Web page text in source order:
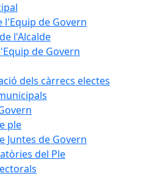
l'Equip de Govern
l'Alcalde
de Govern
dels càrrecs electes
ple
Juntes de Govern
del Ple